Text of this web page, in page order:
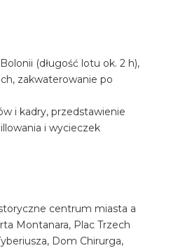
(długość lotu ok. 2 h),
zakwaterowanie po
i kadry, przedstawienie
i wycieczek
centrum miasta a
Montanara, Plac Trzech
Dom Chirurga,